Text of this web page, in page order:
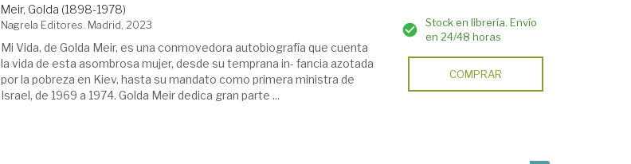
Meir, Golda (1898-1978)
Nagrela Editores. Madrid, 2023
Mi Vida, de Golda Meir, es una conmovedora autobiografía que cuenta
la vida de esta asombrosa mujer, desde su temprana in- fancia azotada
por la pobreza en Kiev, hasta su mandato como primera ministra de
Israel, de 1969 a 1974. Golda Meir dedica gran parte ...
Stock en librería. Envío
en 24/48 horas
COMPRAR